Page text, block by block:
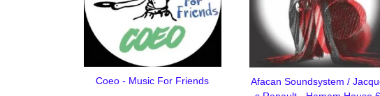
Coeo - Music For Friends
Afacan Soundsystem /